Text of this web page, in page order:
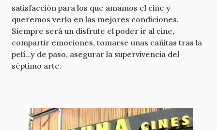
satisfacción para los que amamos el cine y
queremos verlo en las mejores condiciones.
Siempre será un disfrute el poder ir al cine,
compartir emociones, tomarse unas cañitas tras la
pelí...y de paso, asegurar la supervivencia del
séptimo arte.